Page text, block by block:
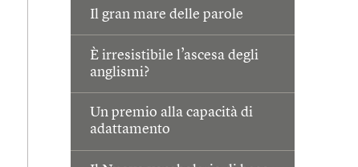
Il gran mare delle parole
È irresistibile l’ascesa degli
anglismi?
Un premio alla capacità di
adattamento